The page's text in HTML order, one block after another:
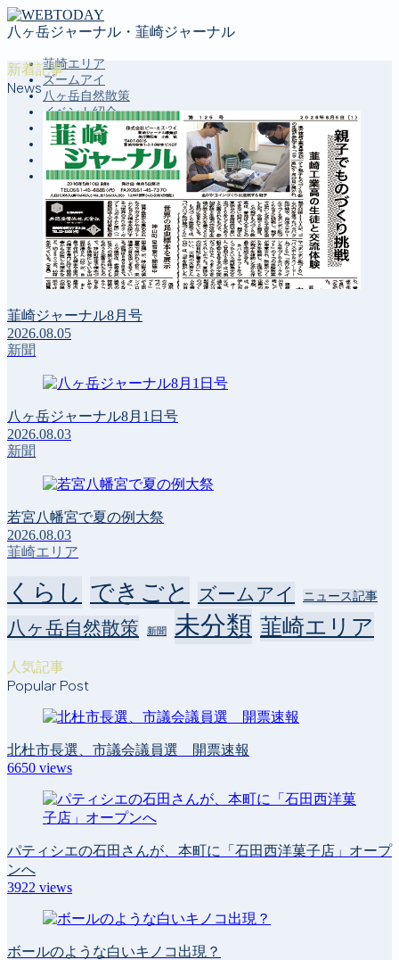
八ヶ岳ジャーナル・韮崎ジャーナル
韮崎エリア
ズームアイ
八ヶ岳自然散策
イベント紹介
投稿コーナー
新聞
定期購読のご案内
第４回 八ヶ岳高原文学賞
韮崎エリア
ズームアイ
八ヶ岳自然散策
イベント紹介
投稿コーナー
第４回 八ヶ岳高原文学賞
新着記事
News
韮崎ジャーナル8月号
2026.08.05
新聞
八ヶ岳ジャーナル8月1日号
2026.08.03
新聞
若宮八幡宮で夏の例大祭
2026.08.03
韮崎エリア
くらし できごと ズームアイ ニュース記事
八ヶ岳自然散策 新聞 未分類 韮崎エリア
人気記事
Popular Post
北杜市長選、市議会議員選 開票速報
6650 views
パティシエの石田さんが、本町に「石田西洋菓子店」オープ
ンへ
3922 views
ボールのような白いキノコ出現？